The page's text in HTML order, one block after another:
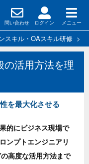
問い合わせ ログイン メニュー
スキル・OAスキル研修 >
活用方法を理
を最大化させる
的にビジネス現場で
ンプトエンジニアリ
高度な活用方法まで